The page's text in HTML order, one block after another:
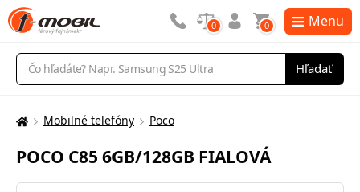
Vyhľadávanie
Hľadať
0 0 Menu
Tu
nachádzate:
Mobilné telefóny Poco
POCO C85 6GB/128GB FIALOVÁ